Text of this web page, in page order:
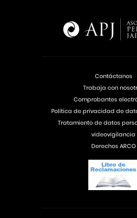
Contáctanos
Trabaja con
Comprobantes
Política de privacidad de
Tratamiento de datos
videovigilancia
Derechos ARCO